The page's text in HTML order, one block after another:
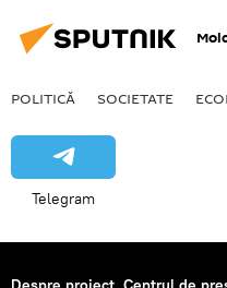
POLITICĂ SOCIETATE
Telegram